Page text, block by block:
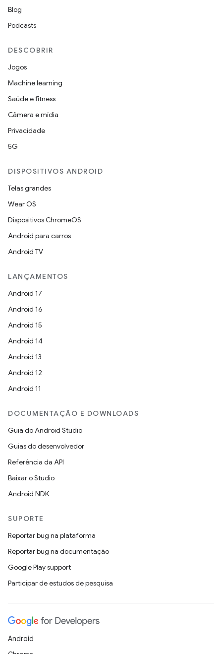
Blog
Podcasts
DESCOBRIR
Jogos
Machine learning
Saúde e fitness
Câmera e mídia
Privacidade
5G
DISPOSITIVOS ANDROID
Telas grandes
Wear OS
Dispositivos ChromeOS
Android para carros
Android TV
LANÇAMENTOS
Android 17
Android 16
Android 15
Android 14
Android 13
Android 12
Android 11
DOCUMENTAÇÃO E DOWNLOADS
Guia do Android Studio
Guias do desenvolvedor
Referência da API
Baixar o Studio
Android NDK
SUPORTE
Reportar bug na plataforma
Reportar bug na documentação
Google Play support
Participar de estudos de pesquisa
Android